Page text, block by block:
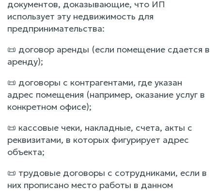
документов, доказывающие, что ИП
использует эту недвижимость для
предпринимательства:
📜 договор аренды (если помещение сдается в
аренду);
📜 договоры с контрагентами, где указан
адрес помещения (например, оказание услуг в
конкретном офисе);
📜 кассовые чеки, накладные, счета, акты с
реквизитами, в которых фигурирует адрес
объекта;
📜 трудовые договоры с сотрудниками, если в
них прописано место работы в данном